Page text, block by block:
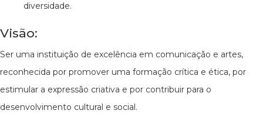
diversidade.
Visão:
Ser uma instituição de excelência em comunicação e artes,
reconhecida por promover uma formação crítica e ética, por
estimular a expressão criativa e por contribuir para o
desenvolvimento cultural e social.